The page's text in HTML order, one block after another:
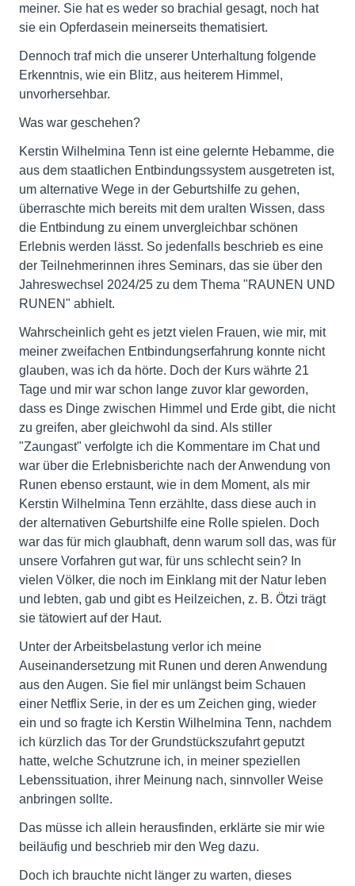
meiner. Sie hat es weder so brachial gesagt, noch hat
sie ein Opferdasein meinerseits thematisiert.
Dennoch traf mich die unserer Unterhaltung folgende
Erkenntnis, wie ein Blitz, aus heiterem Himmel,
unvorhersehbar.
Was war geschehen?
Kerstin Wilhelmina Tenn ist eine gelernte Hebamme, die
aus dem staatlichen Entbindungssystem ausgetreten ist,
um alternative Wege in der Geburtshilfe zu gehen,
überraschte mich bereits mit dem uralten Wissen, dass
die Entbindung zu einem unvergleichbar schönen
Erlebnis werden lässt. So jedenfalls beschrieb es eine
der Teilnehmerinnen ihres Seminars, das sie über den
Jahreswechsel 2024/25 zu dem Thema "RAUNEN UND
RUNEN" abhielt.
Wahrscheinlich geht es jetzt vielen Frauen, wie mir, mit
meiner zweifachen Entbindungserfahrung konnte nicht
glauben, was ich da hörte. Doch der Kurs währte 21
Tage und mir war schon lange zuvor klar geworden,
dass es Dinge zwischen Himmel und Erde gibt, die nicht
zu greifen, aber gleichwohl da sind. Als stiller
"Zaungast" verfolgte ich die Kommentare im Chat und
war über die Erlebnisberichte nach der Anwendung von
Runen ebenso erstaunt, wie in dem Moment, als mir
Kerstin Wilhelmina Tenn erzählte, dass diese auch in
der alternativen Geburtshilfe eine Rolle spielen. Doch
war das für mich glaubhaft, denn warum soll das, was für
unsere Vorfahren gut war, für uns schlecht sein? In
vielen Völker, die noch im Einklang mit der Natur leben
und lebten, gab und gibt es Heilzeichen, z. B. Ötzi trägt
sie tätowiert auf der Haut.
Unter der Arbeitsbelastung verlor ich meine
Auseinandersetzung mit Runen und deren Anwendung
aus den Augen. Sie fiel mir unlängst beim Schauen
einer Netflix Serie, in der es um Zeichen ging, wieder
ein und so fragte ich Kerstin Wilhelmina Tenn, nachdem
ich kürzlich das Tor der Grundstückszufahrt geputzt
hatte, welche Schutzrune ich, in meiner speziellen
Lebenssituation, ihrer Meinung nach, sinnvoller Weise
anbringen sollte.
Das müsse ich allein herausfinden, erklärte sie mir wie
beiläufig und beschrieb mir den Weg dazu.
Doch ich brauchte nicht länger zu warten, dieses